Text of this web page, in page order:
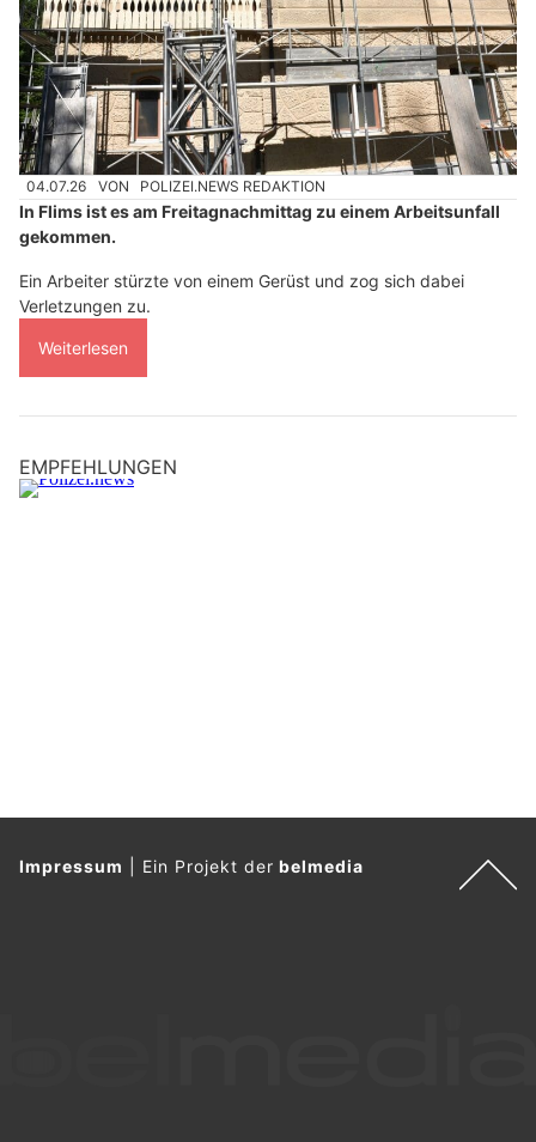
04.07.26 VON POLIZEI.NEWS REDAKTION
In Flims ist es am Freitagnachmittag zu einem Arbeitsunfall
gekommen.
Ein Arbeiter stürzte von einem Gerüst und zog sich dabei
Verletzungen zu.
Weiterlesen
EMPFEHLUNGEN
Impressum Ein Projekt derbelmedia